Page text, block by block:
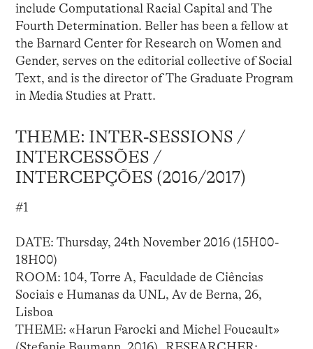
include Computational Racial Capital and The
Fourth Determination. Beller has been a fellow at
the Barnard Center for Research on Women and
Gender, serves on the editorial collective of Social
Text, and is the director of The Graduate Program
in Media Studies at Pratt.
THEME: INTER‐SESSIONS /
INTERCESSÕES /
INTERCEPÇÕES (2016/2017)
#1
DATE: Thursday, 24th November 2016 (15H00-
18H00)
ROOM: 104, Torre A, Faculdade de Ciências
Sociais e Humanas da UNL, Av de Berna, 26,
Lisboa
THEME: «Harun Farocki and Michel Foucault»